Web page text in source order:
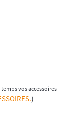
vos accessoires
)